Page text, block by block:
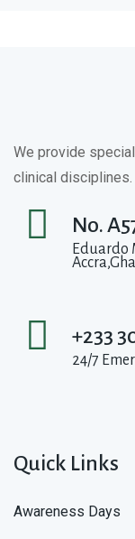
We provide
clinical disciplines.
No.
Eduardo
+233
24/7
Quick Links
Awareness Days